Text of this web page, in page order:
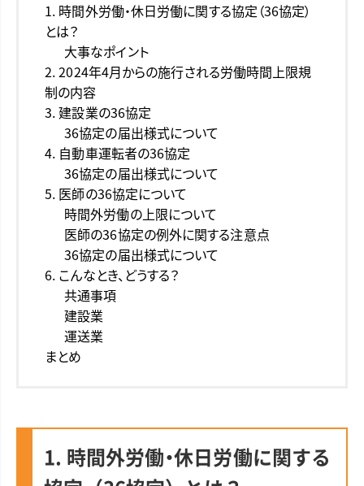
1. 時間外労働・休日労働に関する協定（36協定）
とは？
大事なポイント
2. 2024年4月からの施行される労働時間上限規
制の内容
3. 建設業の36協定
36協定の届出様式について
4. 自動車運転者の36協定
36協定の届出様式について
5. 医師の36協定について
時間外労働の上限について
医師の36協定の例外に関する注意点
36協定の届出様式について
6. こんなとき、どうする？
共通事項
建設業
運送業
まとめ
1. 時間外労働・休日労働に関する